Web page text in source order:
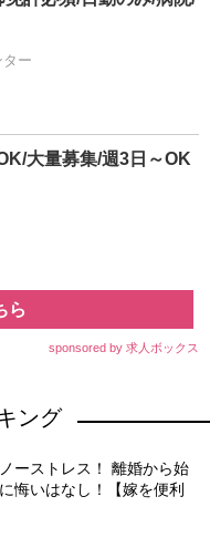
ー
大量募集/週3日～OK
ら
sponsored by 求人ボックス
ング
ーストレス！ 離婚から始
悔いはなし！【嫁を便利